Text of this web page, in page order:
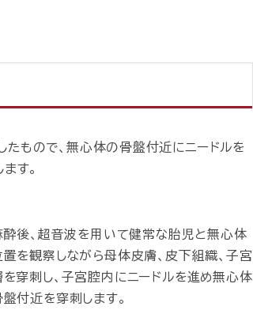
もので、無心体の骨盤付近にニードルを
す。
後、超音波を用いて健常な胎児と無心体
置を観察しながら母体皮膚、皮下組織、子宮
穿刺し、子宮腔内にニードルを進め無心体
付近を穿刺します。